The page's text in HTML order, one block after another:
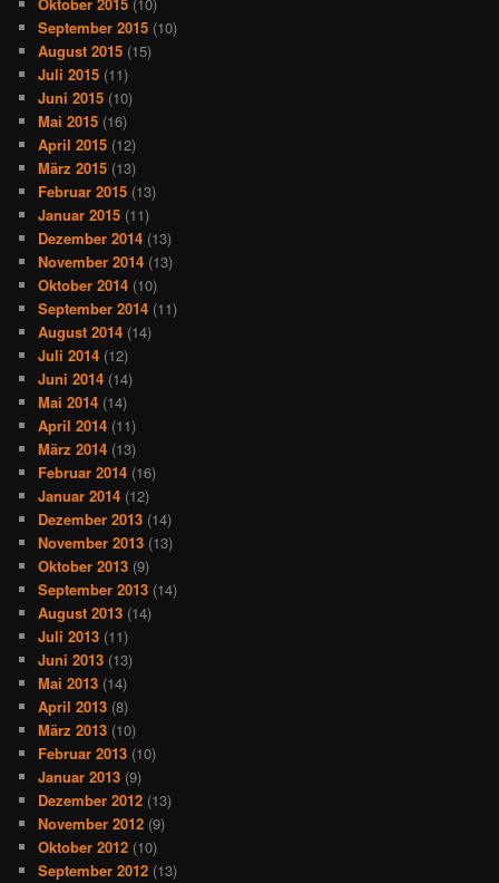
Oktober 2015 (10)
September 2015 (10)
August 2015 (15)
Juli 2015 (11)
Juni 2015 (10)
Mai 2015 (16)
April 2015 (12)
März 2015 (13)
Februar 2015 (13)
Januar 2015 (11)
Dezember 2014 (13)
November 2014 (13)
Oktober 2014 (10)
September 2014 (11)
August 2014 (14)
Juli 2014 (12)
Juni 2014 (14)
Mai 2014 (14)
April 2014 (11)
März 2014 (13)
Februar 2014 (16)
Januar 2014 (12)
Dezember 2013 (14)
November 2013 (13)
Oktober 2013 (9)
September 2013 (14)
August 2013 (14)
Juli 2013 (11)
Juni 2013 (13)
Mai 2013 (14)
April 2013 (8)
März 2013 (10)
Februar 2013 (10)
Januar 2013 (9)
Dezember 2012 (13)
November 2012 (9)
Oktober 2012 (10)
September 2012 (13)